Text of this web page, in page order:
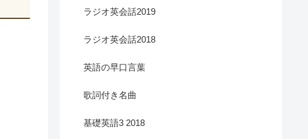
ラジオ英会話2019
ラジオ英会話2018
英語の早口言葉
歌詞付き名曲
基礎英語3 2018